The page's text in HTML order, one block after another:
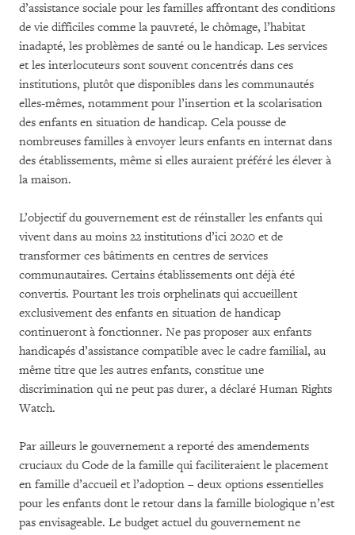
d’assistance sociale pour les familles affrontant des conditions
de vie difficiles comme la pauvreté, le chômage, l’habitat
inadapté, les problèmes de santé ou le handicap. Les services
et les interlocuteurs sont souvent concentrés dans ces
institutions, plutôt que disponibles dans les communautés
elles-mêmes, notamment pour l’insertion et la scolarisation
des enfants en situation de handicap. Cela pousse de
nombreuses familles à envoyer leurs enfants en internat dans
des établissements, même si elles auraient préféré les élever à
la maison.
L’objectif du gouvernement est de réinstaller les enfants qui
vivent dans au moins 22 institutions d’ici 2020 et de
transformer ces bâtiments en centres de services
communautaires. Certains établissements ont déjà été
convertis. Pourtant les trois orphelinats qui accueillent
exclusivement des enfants en situation de handicap
continueront à fonctionner. Ne pas proposer aux enfants
handicapés d’assistance compatible avec le cadre familial, au
même titre que les autres enfants, constitue une
discrimination qui ne peut pas durer, a déclaré Human Rights
Watch.
Par ailleurs le gouvernement a reporté des amendements
cruciaux du Code de la famille qui faciliteraient le placement
en famille d’accueil et l’adoption – deux options essentielles
pour les enfants dont le retour dans la famille biologique n’est
pas envisageable. Le budget actuel du gouvernement ne